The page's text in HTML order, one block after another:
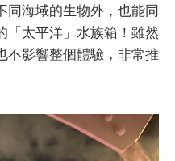
同海域的生物外，也能同
「太平洋」水族箱！雖然
不影響整個體驗，非常推